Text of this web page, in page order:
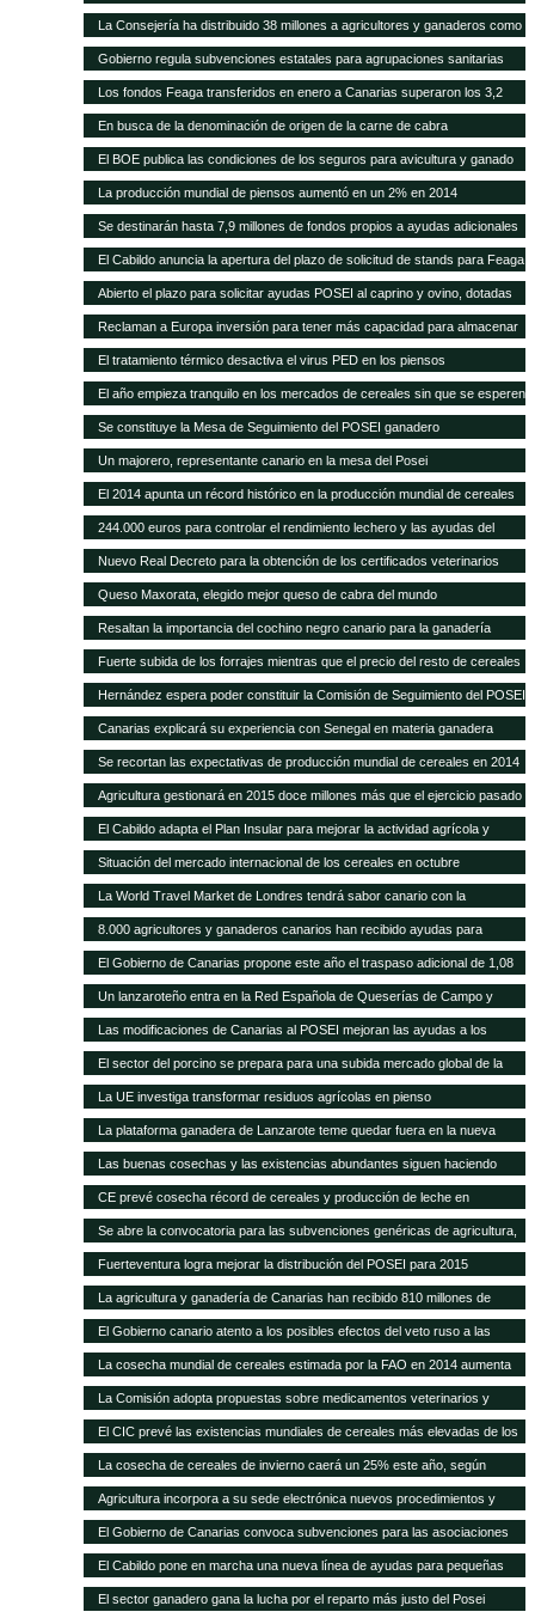
higiene para queserías
La Consejería ha distribuido 38 millones a agricultores y ganaderos como
ayudas adicionales POSEI
Gobierno regula subvenciones estatales para agrupaciones sanitarias
ganaderas
Los fondos Feaga transferidos en enero a Canarias superaron los 3,2
millones
En busca de la denominación de origen de la carne de cabra
El BOE publica las condiciones de los seguros para avicultura y ganado
equino
La producción mundial de piensos aumentó en un 2% en 2014
Se destinarán hasta 7,9 millones de fondos propios a ayudas adicionales
de diversas líneas POSEI
El Cabildo anuncia la apertura del plazo de solicitud de stands para Feaga
2015
Abierto el plazo para solicitar ayudas POSEI al caprino y ovino, dotadas
con seis millones de euros
Reclaman a Europa inversión para tener más capacidad para almacenar
cereal y oleaginosas
El tratamiento térmico desactiva el virus PED en los piensos
El año empieza tranquilo en los mercados de cereales sin que se esperen
cambios en meses
Se constituye la Mesa de Seguimiento del POSEI ganadero
Un majorero, representante canario en la mesa del Posei
El 2014 apunta un récord histórico en la producción mundial de cereales
244.000 euros para controlar el rendimiento lechero y las ayudas del
POSEI
Nuevo Real Decreto para la obtención de los certificados veterinarios
para comercio exterior
Queso Maxorata, elegido mejor queso de cabra del mundo
Resaltan la importancia del cochino negro canario para la ganadería
isleña
Fuerte subida de los forrajes mientras que el precio del resto de cereales
se mantiene fijo
Hernández espera poder constituir la Comisión de Seguimiento del POSEI
ganadero antes de finales de año
Canarias explicará su experiencia con Senegal en materia ganadera
Se recortan las expectativas de producción mundial de cereales en 2014
a pesar de las cosechas récord de maíz y trigo
Agricultura gestionará en 2015 doce millones más que el ejercicio pasado
y alcanza los 418,9 millones de euros
El Cabildo adapta el Plan Insular para mejorar la actividad agrícola y
ganadera
Situación del mercado internacional de los cereales en octubre
La World Travel Market de Londres tendrá sabor canario con la
promoción de sus quesos y vinos
8.000 agricultores y ganaderos canarios han recibido ayudas para
desarrollo rural
El Gobierno de Canarias propone este año el traspaso adicional de 1,08
millones del REA a la ganadería de las islas
Un lanzaroteño entra en la Red Española de Queserías de Campo y
Artesanas
Las modificaciones de Canarias al POSEI mejoran las ayudas a los
sectores productivos canarios
El sector del porcino se prepara para una subida mercado global de la
carne del 40% en 20 años
La UE investiga transformar residuos agrícolas en pienso
La plataforma ganadera de Lanzarote teme quedar fuera en la nueva
revisión del Posei
Las buenas cosechas y las existencias abundantes siguen haciendo
bajar los precios internacionales de los alimentos
CE prevé cosecha récord de cereales y producción de leche en
próximos meses
Se abre la convocatoria para las subvenciones genéricas de agricultura,
ganadería y pesca
Fuerteventura logra mejorar la distribución del POSEI para 2015
La agricultura y ganadería de Canarias han recibido 810 millones de
euros en ayudas del POSEI esta legislatura
El Gobierno canario atento a los posibles efectos del veto ruso a las
importaciones de la UE
La cosecha mundial de cereales estimada por la FAO en 2014 aumenta
en 14 Mt
La Comisión adopta propuestas sobre medicamentos veterinarios y
piensos medicamentosos
El CIC prevé las existencias mundiales de cereales más elevadas de los
15 años
La cosecha de cereales de invierno caerá un 25% este año, según
Agricultura
Agricultura incorpora a su sede electrónica nuevos procedimientos y
servicios on line
El Gobierno de Canarias convoca subvenciones para las asociaciones
agrarias
El Cabildo pone en marcha una nueva línea de ayudas para pequeñas
queserías con 100.000 euros
El sector ganadero gana la lucha por el reparto más justo del Posei